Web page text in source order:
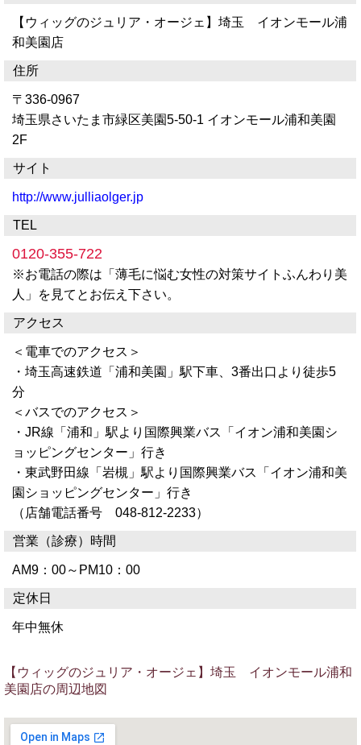
【ウィッグのジュリア・オージェ】埼玉 イオンモール浦
和美園店
住所
〒336-0967
埼玉県さいたま市緑区美園5-50-1 イオンモール浦和美園
2F
サイト
http://www.julliaolger.jp
TEL
0120-355-722
※お電話の際は「薄毛に悩む女性の対策サイトふんわり美
人」を見てとお伝え下さい。
アクセス
＜電車でのアクセス＞
・埼玉高速鉄道「浦和美園」駅下車、3番出口より徒歩5
分
＜バスでのアクセス＞
・JR線「浦和」駅より国際興業バス「イオン浦和美園シ
ョッピングセンター」行き
・東武野田線「岩槻」駅より国際興業バス「イオン浦和美
園ショッピングセンター」行き
（店舗電話番号 048-812-2233）
営業（診療）時間
AM9：00～PM10：00
定休日
年中無休
【ウィッグのジュリア・オージェ】埼玉 イオンモール浦和
美園店の周辺地図